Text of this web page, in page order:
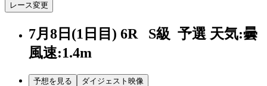
レース変更
7月8日(1日目) 6R S級 予選 天気:曇
風速:1.4m
予想を見る ダイジェスト映像